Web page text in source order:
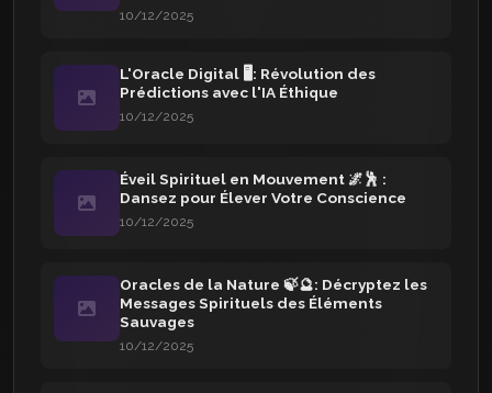
10/12/2025
L'Oracle Digital 🖥️: Révolution des
Prédictions avec l'IA Éthique
10/12/2025
Éveil Spirituel en Mouvement 🌌🕺 :
Dansez pour Élever Votre Conscience
10/12/2025
Oracles de la Nature 🍃🔮: Décryptez les
Messages Spirituels des Éléments
Sauvages
10/12/2025